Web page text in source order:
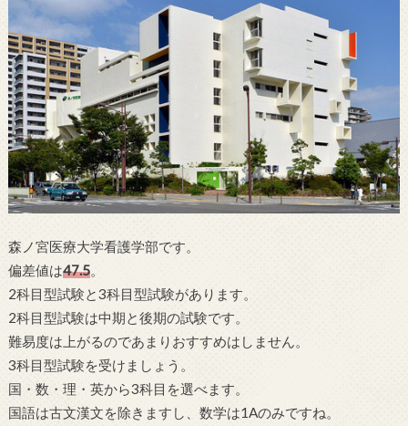
森ノ宮医療大学看護学部です。
偏差値は47.5。
2科目型試験と3科目型試験があります。
2科目型試験は中期と後期の試験です。
難易度は上がるのであまりおすすめはしません。
3科目型試験を受けましょう。
国・数・理・英から3科目を選べます。
国語は古文漢文を除きますし、数学は1Aのみですね。